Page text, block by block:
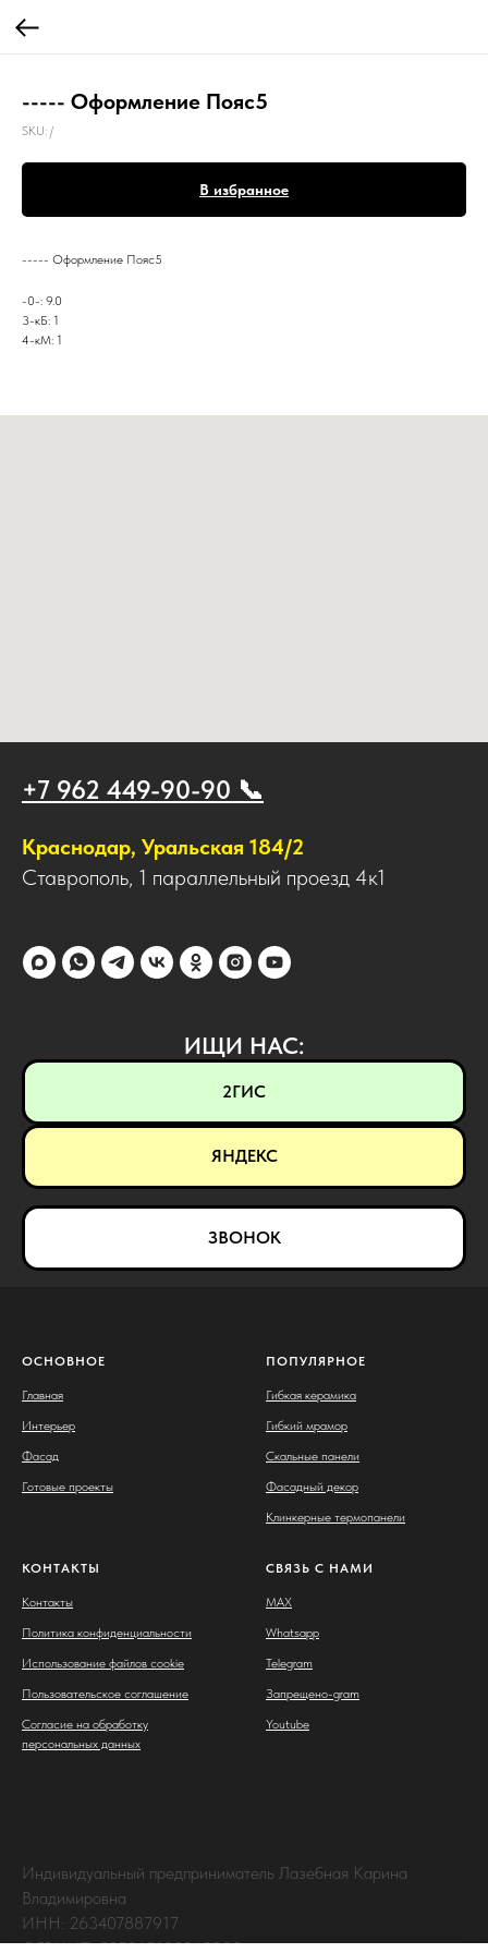
----- Оформление Пояс5
SKU: /
В избранное
----- Оформление Пояс5
-0-: 9.0
3-кБ: 1
4-кМ: 1
+7 962 449-90-90 📞
Краснодар, Уральская 184/2
Ставрополь, 1 параллельный проезд 4к1
ИЩИ НАС:
2ГИС
ЯНДЕКС
ЗВОНОК
ОСНОВНОЕ
Главная
Интерьер
Фасад
Готовые проекты
ПОПУЛЯРНОЕ
Гибкая керамика
Гибкий мрамор
Скальные панели
Фасадный декор
Клинкерные термопанели
КОНТАКТЫ
Контакты
Политика конфиденциальности
Использование файлов cookie
Пользовательское соглашение
Согласие на обработку
персональных данных
СВЯЗЬ С НАМИ
MAX
Whatsapp
Telegram
Запрещено-gram
Youtube
Индивидуальный предприниматель Лазебная Карина
Владимировна
ИНН: 263407887917
ОГРНИП: 325265100063238